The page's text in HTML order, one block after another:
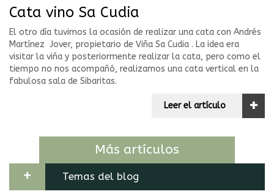
Cata vino Sa Cudia
El otro día tuvimos la ocasión de realizar una cata con Andrés
Martínez Jover, propietario de Viña Sa Cudia . La idea era
visitar la viña y posteriormente realizar la cata, pero como el
tiempo no nos acompañó, realizamos una cata vertical en la
fabulosa sala de Sibaritas.
Leer el artículo +
Más artículos
+ Temas del blog